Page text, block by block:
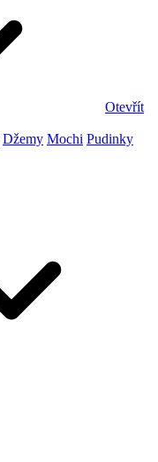
Otevřít
Džemy Mochi Pudinky